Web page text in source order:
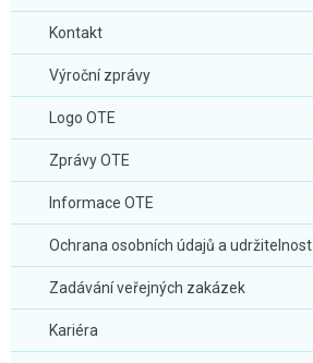
Kontakt
Výroční zprávy
Logo OTE
Zprávy OTE
Informace OTE
Ochrana osobních údajů a udržitelnost
Zadávání veřejných zakázek
Kariéra